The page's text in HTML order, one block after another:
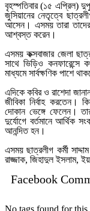
বৃহস্পতিবার (১৫ এপ্রিল)
জুসিয়ানের নেতৃত্বে
আসেন। এসময় তারা তাদের
আশ্বস্ত করেন।
এসময় কক্সবাজার জেলা
সাথে ভিড়িও কনফারেন্সে
মাধ্যমে সার্বক্ষণিক পাশে
এদিকে কবির ও রাশেদা
জীবিকা নির্বাহ
দোকান ভেঙ্গে ফেলেন।
দুর্যোগে বর্তমানে আর্থিক
আনন্দিত হন।
এসময় ছাত্রলীগ কর্মী
রাজ্জাক, জিহাদুল ইসলাম,
Facebook